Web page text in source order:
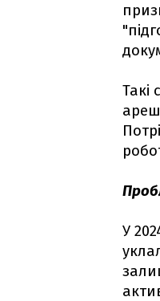
Такі
У